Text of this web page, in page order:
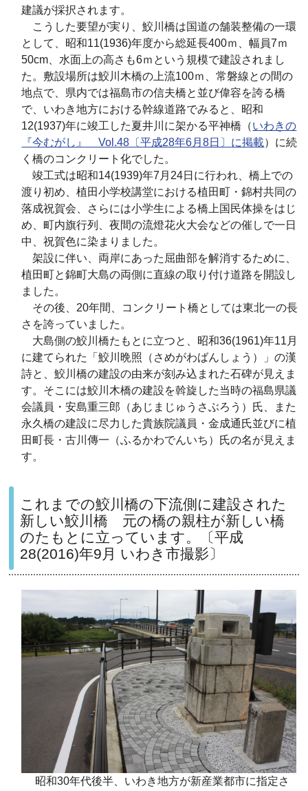
建議が採択されます。
こうした要望が実り、鮫川橋は国道の舗装整備の一環
として、昭和11(1936)年度から総延長400ｍ、幅員7ｍ
50cm、水面上の高さも6ｍという規模で建設されまし
た。 敷設場所は鮫川木橋の上流100ｍ、常磐線との間の
地点で、 県内では福島市の信夫橋と並び偉容を誇る橋
で、いわき地方における幹線道路でみると、 昭和
12(1937)年に竣工した夏井川に架かる平神橋 （いわきの
『今むがし』 Vol.48〔平成28年6月8日〕に掲載） に続
く橋のコンクリート化でした。
竣工式は昭和14(1939)年7 月 24日に行われ、橋上での
渡り初め、植田小学校講堂における植田町・錦村共同の
落成祝賀会、さらには小学生による橋上国民体操をはじ
め、町内旗行列、夜間の流燈花火大会などの催しで一日
中、祝賀色に染まりました。
架設に伴い、両岸にあった屈曲部を解消するために、
植田町と錦町大島の両側に直線の取り付け道路を開設し
ました。
その後、 20年間、コンクリート橋としては東北一の長
さを誇っていました。
大島側の鮫川橋たもとに立つと、昭和36(1961)年11月
に建てられた「鮫川晩照（さめがわばんしょう）」の漢
詩と、鮫川橋の建設の由来が刻み込まれた石碑が見えま
す。そこには鮫川木橋の建設を斡旋した当時の福島県議
会議員・安島重三郎（あじまじゅうさぶろう）氏、また
永久橋の建設に尽力した貴族院議員・金成通氏並びに植
田町長・古川傳一（ふるかわでんいち）氏の名が見えま
す。
これまでの鮫川橋の下流側に建設された
新しい鮫川橋 元の橋の親柱が新しい橋
のたもとに立っています。
〔平成
28(2016)年9 月 いわき市撮影〕
昭和30年代後半、いわき地方が新産業都市に指定さ